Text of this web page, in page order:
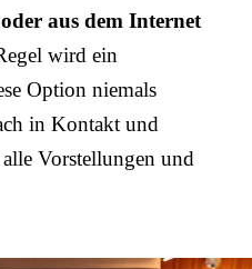
aus dem Internet
wird ein
Option niemals
in Kontakt und
Vorstellungen und